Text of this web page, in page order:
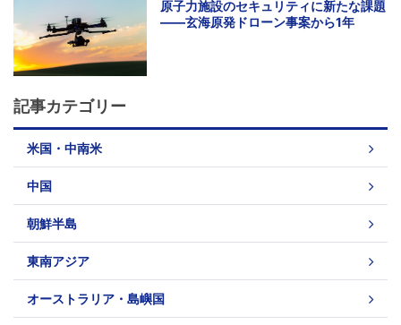
原子力施設のセキュリティに新たな課題
――玄海原発ドローン事案から1年
記事カテゴリー
米国・中南米
中国
朝鮮半島
東南アジア
オーストラリア・島嶼国